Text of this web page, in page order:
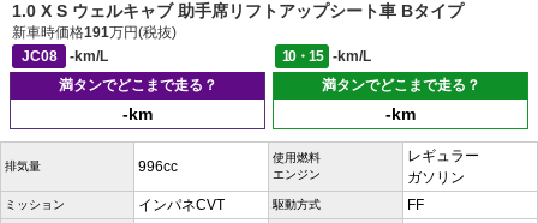
1.0 X S ウェルキャブ 助手席リフトアップシート車 Bタイプ
新車時価格191万円(税抜)
JC08
-km/L 10・15
-km/L
満タンでどこまで走る？
-km
満タンでどこまで走る？
-km
排気量 996cc
使用燃料
エンジン
レギュラー
ガソリン
ミッション インパネCVT 駆動方式 FF